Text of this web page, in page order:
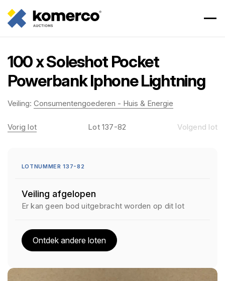
100 x Soleshot Pocket
Powerbank Iphone Lightning
Veiling: Consumentengoederen - Huis & Energie
Vorig lot Lot 137-82 Volgend lot
LOTNUMMER 137-82
Veiling afgelopen
Er kan geen bod uitgebracht worden op dit lot
Ontdek andere loten